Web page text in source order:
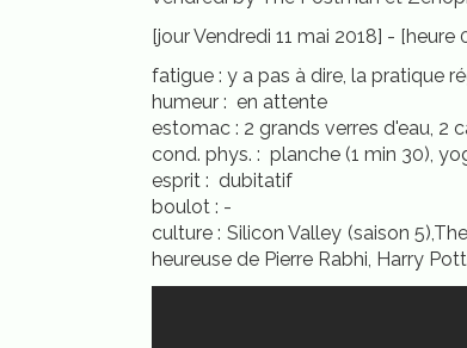
[jour Vendredi 11 mai 2018] - [heure
fatigue : y a pas à dire, la pratique
humeur : en attente
estomac : 2 grands verres d'eau, 2
cond. phys. : planche (1 min 30),
esprit : dubitatif
boulot : -
culture : Silicon Valley (saison
heureuse de Pierre Rabhi, Harry